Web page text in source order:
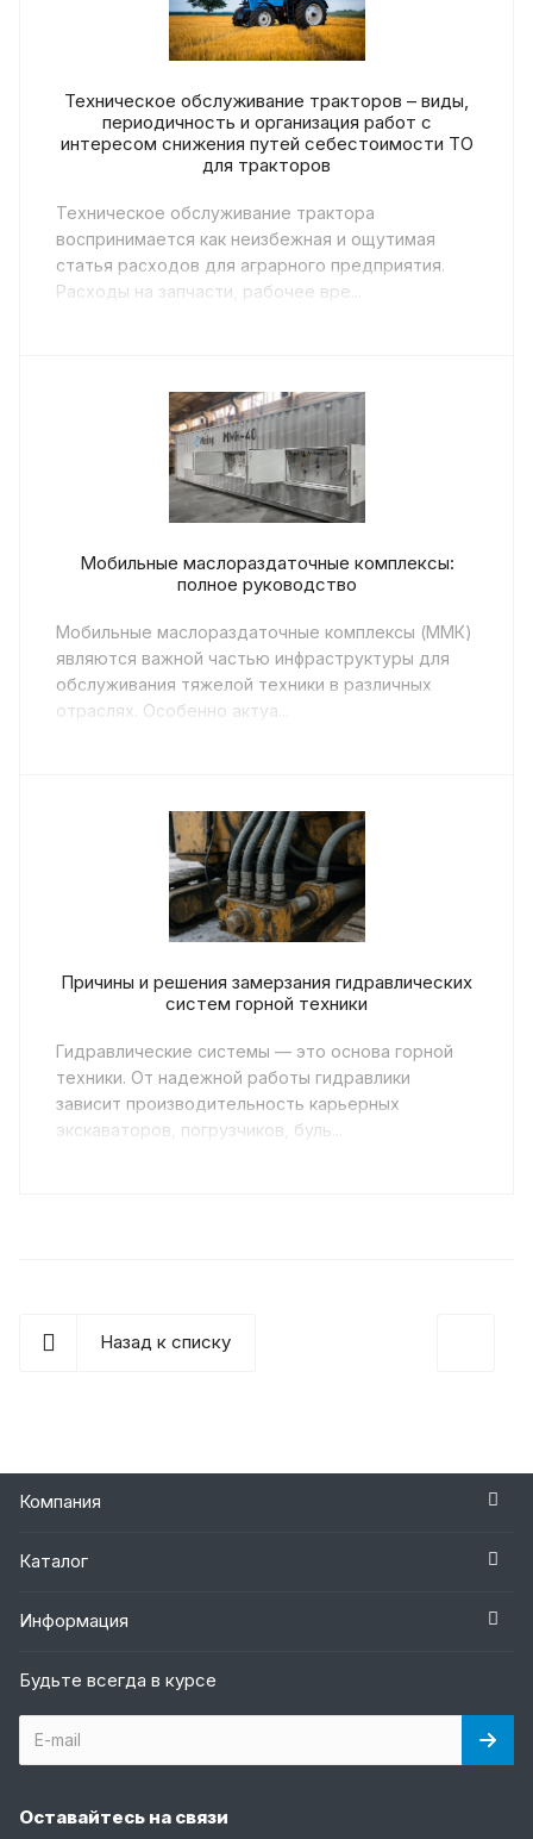
Техническое обслуживание тракторов – виды,
периодичность и организация работ с
интересом снижения путей себестоимости ТО
для тракторов
Техническое обслуживание трактора
воспринимается как неизбежная и ощутимая
статья расходов для аграрного предприятия.
Расходы на запчасти, рабочее вре...
Мобильные маслораздаточные комплексы:
полное руководство
Мобильные маслораздаточные комплексы (ММК)
являются важной частью инфраструктуры для
обслуживания тяжелой техники в различных
отраслях. Особенно актуа...
Причины и решения замерзания гидравлических
систем горной техники
Гидравлические системы — это основа горной
техники. От надежной работы гидравлики
зависит производительность карьерных
экскаваторов, погрузчиков, буль...
Назад к списку
Компания
Каталог
Информация
Будьте всегда в курсе
Оставайтесь на связи